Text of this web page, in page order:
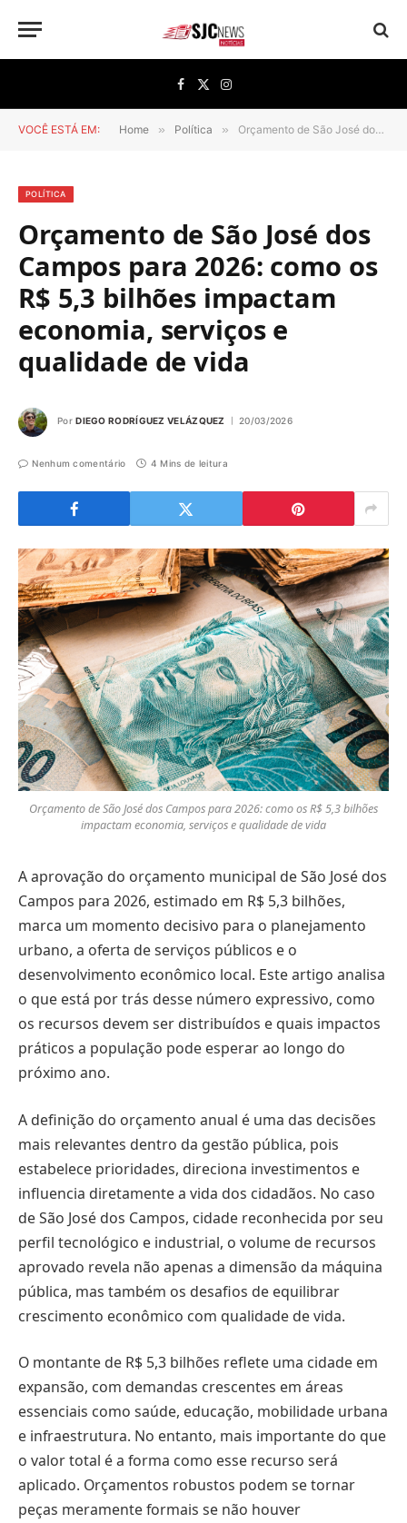
Facebook
X
(Twitter)
Instagram
VOCÊ ESTÁ EM: Home » Política » Orçamento de São José dos Campos para 2026: como os R$ 5,3 bilhões impactam economia, serviços e qualidade de vida
POLÍTICA
Orçamento de São José dos
Campos para 2026: como os
R$ 5,3 bilhões impactam
economia, serviços e
qualidade de vida
Por DIEGO RODRÍGUEZ VELÁZQUEZ 20/03/2026
Nenhum comentário 4 Mins de leitura
Orçamento de São José dos Campos para 2026: como os R$ 5,3 bilhões
impactam economia, serviços e qualidade de vida
A aprovação do orçamento municipal de São José dos
Campos para 2026, estimado em R$ 5,3 bilhões,
marca um momento decisivo para o planejamento
urbano, a oferta de serviços públicos e o
desenvolvimento econômico local. Este artigo analisa
o que está por trás desse número expressivo, como
os recursos devem ser distribuídos e quais impactos
práticos a população pode esperar ao longo do
próximo ano.
A definição do orçamento anual é uma das decisões
mais relevantes dentro da gestão pública, pois
estabelece prioridades, direciona investimentos e
influencia diretamente a vida dos cidadãos. No caso
de São José dos Campos, cidade reconhecida por seu
perfil tecnológico e industrial, o volume de recursos
aprovado revela não apenas a dimensão da máquina
pública, mas também os desafios de equilibrar
crescimento econômico com qualidade de vida.
O montante de R$ 5,3 bilhões reflete uma cidade em
expansão, com demandas crescentes em áreas
essenciais como saúde, educação, mobilidade urbana
e infraestrutura. No entanto, mais importante do que
o valor total é a forma como esse recurso será
aplicado. Orçamentos robustos podem se tornar
peças meramente formais se não houver